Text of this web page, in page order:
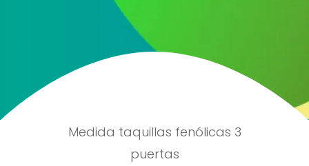
Medida taquillas fenólicas 3
puertas